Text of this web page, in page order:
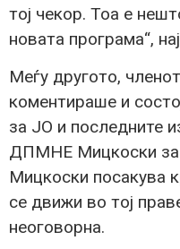
тој чекор. Тоа е
новата програма“,
Меѓу другото,
коментираше и
за ЈО и последните
ДПМНЕ Мицкоски за
Мицкоски посакува
се движи во тој
неоговорна.